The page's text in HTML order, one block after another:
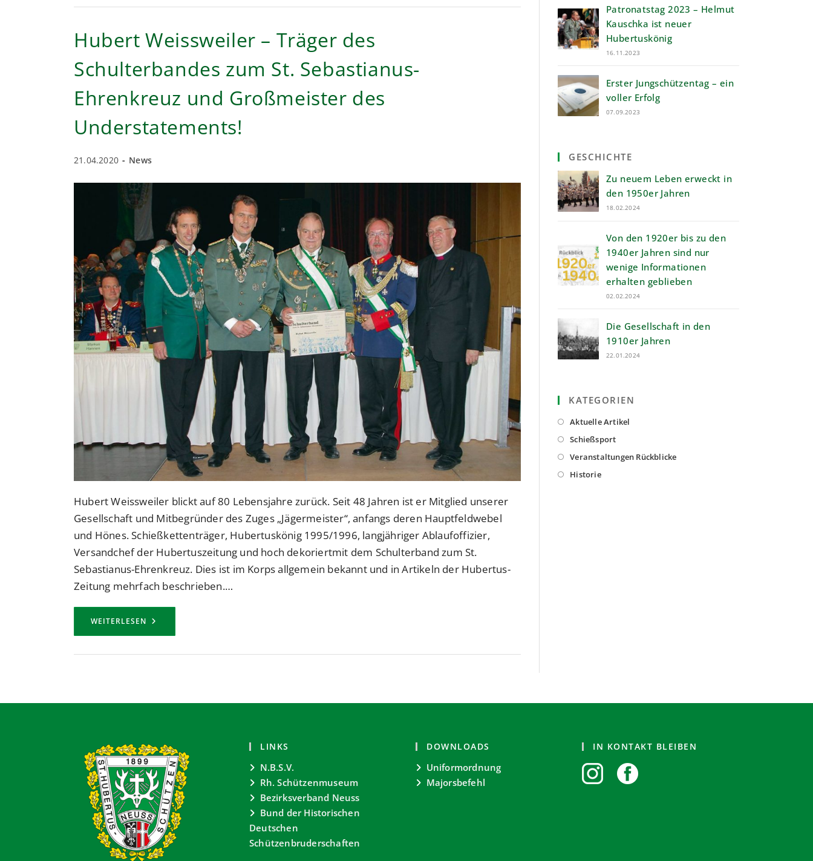
|
STARTET
DIE
HUBERTUSZEITUNG
IHREN
53.
Hubert Weissweiler – Träger des
Schulterbandes zum St. Sebastianus-
Ehrenkreuz und Großmeister des
Understatements!
Beitrag
21.04.2020
Beitrags-
News
Hubert Weissweiler blickt auf 80 Lebensjahre zurück. Seit 48 Jahren ist er Mitglied unserer
Gesellschaft und Mitbegründer des Zuges „Jägermeister“, anfangs deren Hauptfeldwebel
und Hönes. Schießkettenträger, Hubertuskönig 1995/1996, langjähriger Ablaufoffizier,
Versandchef der Hubertuszeitung und hoch dekoriertmit dem Schulterband zum St.
Sebastianus-Ehrenkreuz. Dies ist im Korps allgemein bekannt und in Artikeln der Hubertus-
Zeitung mehrfach beschrieben.…
WEITERLESEN HUBERT
–
DES
UND
Patronatstag 2023 – Helmut
Kauschka ist neuer
Hubertuskönig
16.11.2023
Erster Jungschützentag – ein
voller Erfolg
07.09.2023
GESCHICHTE
Zu neuem Leben erweckt in
den 1950er Jahren
18.02.2024
Von den 1920er bis zu den
1940er Jahren sind nur
wenige Informationen
erhalten geblieben
02.02.2024
Die Gesellschaft in den
1910er Jahren
22.01.2024
KATEGORIEN
Aktuelle Artikel
new
SchießsportOpens
Veranstaltungen RückblickeOpens
HistorieOpens
LINKS
N.B.S.V.
Rh. Schützenmuseum
Bezirksverband Neuss
Bund der Historischen
Deutschen
Schützenbruderschaften
DOWNLOADS
Uniformordnung
Majorsbefehl
IN KONTAKT BLEIBEN